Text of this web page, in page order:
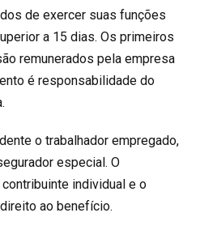
de exercer suas funções
a 15 dias. Os primeiros
remunerados pela empresa
é responsabilidade do
o trabalhador empregado,
especial. O
individual e o
ao benefício.